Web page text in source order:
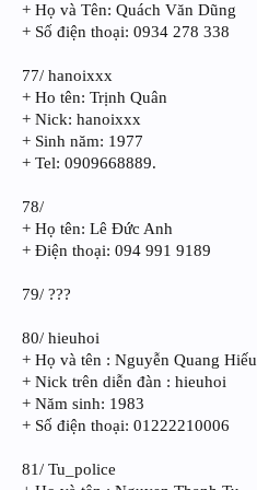
+ Họ và Tên: Quách Văn Dũng
+ Số điện thoại: 0934 278 338
77/ hanoixxx
+ Ho tên: Trịnh Quân
+ Nick: hanoixxx
+ Sinh năm: 1977
+ Tel: 0909668889.
78/
+ Họ tên: Lê Đức Anh
+ Điện thoại: 094 991 9189
79/ ???
80/ hieuhoi
+ Họ và tên : Nguyễn Quang Hiếu
+ Nick trên diễn đàn : hieuhoi
+ Năm sinh: 1983
+ Số điện thoại: 01222210006
81/ Tu_police